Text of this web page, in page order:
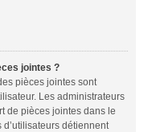
jointes ?
pièces jointes sont
Les administrateurs
de pièces jointes dans le
détiennent